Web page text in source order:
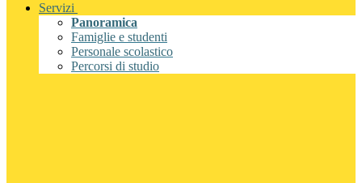
Servizi
Panoramica
Famiglie e studenti
Personale scolastico
Percorsi di studio